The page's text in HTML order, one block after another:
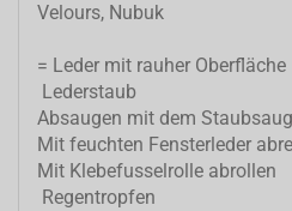
Velours, Nubuk
= Leder mit rauher Oberfläche
Lederstaub
Absaugen mit dem
Mit feuchten Fensterleder
Mit Klebefusselrolle abrollen
Regentropfen